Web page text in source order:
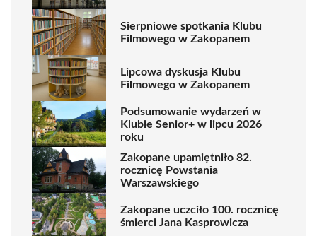
Sierpniowe spotkania Klubu
Filmowego w Zakopanem
Lipcowa dyskusja Klubu
Filmowego w Zakopanem
Podsumowanie wydarzeń w
Klubie Senior+ w lipcu 2026
roku
Zakopane upamiętniło 82.
rocznicę Powstania
Warszawskiego
Zakopane uczciło 100. rocznicę
śmierci Jana Kasprowicza